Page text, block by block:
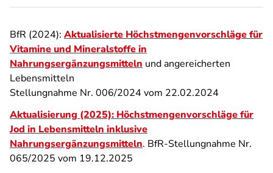
BfR (2024): Aktualisierte Höchstmengenvorschläge für
Vitamine und Mineralstoffe in
Nahrungsergänzungsmitteln und angereicherten
Lebensmitteln
Stellungnahme Nr. 006/2024 vom 22.02.2024
Aktualisierung (2025): Höchstmengenvorschläge für
Jod in Lebensmitteln inklusive
Nahrungsergänzungsmitteln. BfR-Stellungnahme Nr.
065/2025 vom 19.12.2025